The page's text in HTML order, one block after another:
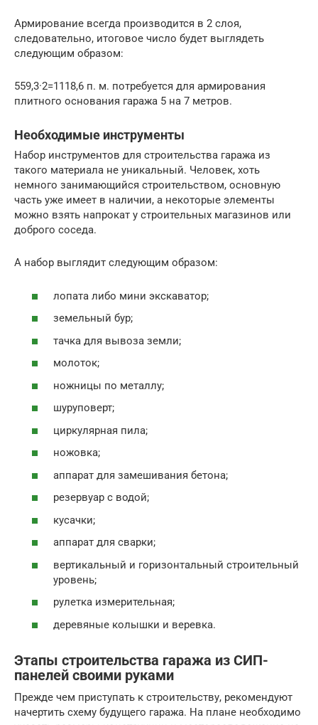
Армирование всегда производится в 2 слоя,
следовательно, итоговое число будет выглядеть
следующим образом:
559,3·2=1118,6 п. м. потребуется для армирования
плитного основания гаража 5 на 7 метров.
Необходимые инструменты
Набор инструментов для строительства гаража из
такого материала не уникальный. Человек, хоть
немного занимающийся строительством, основную
часть уже имеет в наличии, а некоторые элементы
можно взять напрокат у строительных магазинов или
доброго соседа.
А набор выглядит следующим образом:
лопата либо мини экскаватор;
земельный бур;
тачка для вывоза земли;
молоток;
ножницы по металлу;
шуруповерт;
циркулярная пила;
ножовка;
аппарат для замешивания бетона;
резервуар с водой;
кусачки;
аппарат для сварки;
вертикальный и горизонтальный строительный
уровень;
рулетка измерительная;
деревяные колышки и веревка.
Этапы строительства гаража из СИП-
панелей своими руками
Прежде чем приступать к строительству, рекомендуют
начертить схему будущего гаража. На плане необходимо